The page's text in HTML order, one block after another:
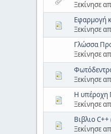
Ξεκίνησε
Εφαρμογή
Ξεκίνησε
Γλώσσα
Ξεκίνησε
Ξεκίνησε
Η υπέροχη
Ξεκίνησε
Βιβλιο
Ξεκίνησε